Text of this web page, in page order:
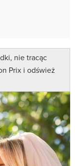
nie tracąc
Prix i odśwież